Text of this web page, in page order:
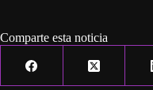
Comparte esta noticia